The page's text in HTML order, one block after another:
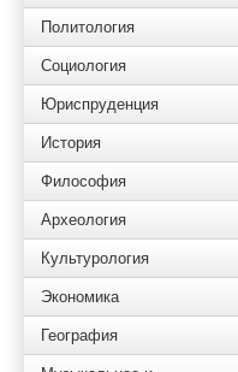
Политология
Социология
Юриспруденция
История
Философия
Археология
Культурология
Экономика
География